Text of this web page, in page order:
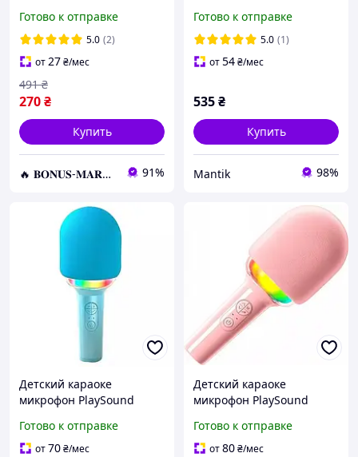
Wster WS-669 Розовый,
Беспроводной микрофон
Готово к отправке
5.0 (2)
от27₴/мес
270₴
491 ₴
Купить
🔥 𝐁𝐎𝐍𝐔𝐒-𝐌𝐀𝐑𝐊𝐄𝐓 🔥 – Трендовые товары по лучшим ценам 91%
100 см LED подсветкой и
подключением к
телефону
Готово к отправке
5.0 (1)
от54₴/мес
535₴
Купить
Mantik 98%
Детский караоке
микрофон PlaySound
часов работы голубой
Готово к отправке
от70₴/мес
Детский караоке
микрофон PlaySound
часов работы розовый
Готово к отправке
от80₴/мес